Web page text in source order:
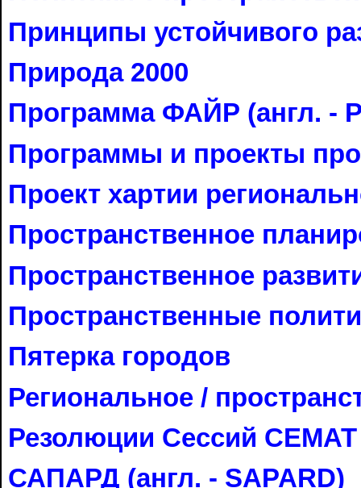
Принципы устойчивого
Природа 2000
Программа ФАЙР (англ. -
Программы и проекты
Проект хартии
Пространственное
Пространственное
Пространственные
Пятерка городов
Региональное /
Резолюции Сессий СЕМАТ
САПАРД (англ. - SAPARD)